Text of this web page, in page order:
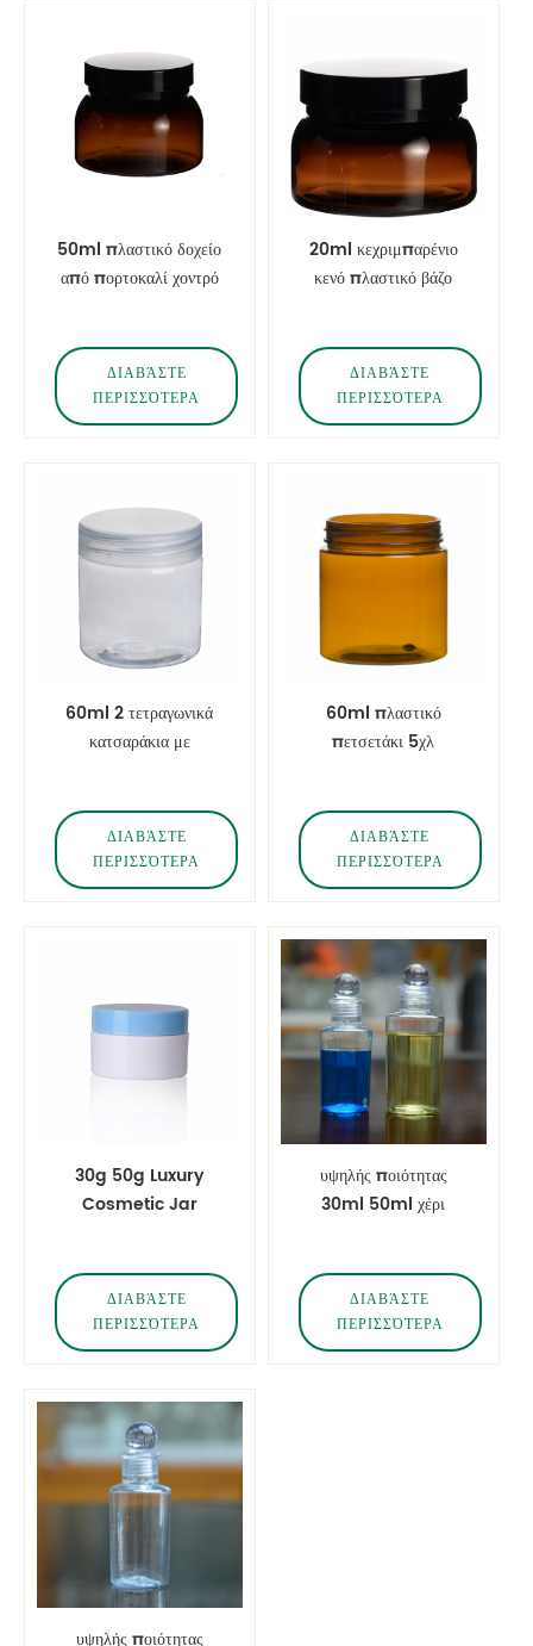
50ml πλαστικό δοχείο
από πορτοκαλί χοντρό
ΔΙΑΒΆΣΤΕ
ΠΕΡΙΣΣΌΤΕΡΑ
20ml κεχριμπαρένιο
κενό πλαστικό βάζο
ΔΙΑΒΆΣΤΕ
ΠΕΡΙΣΣΌΤΕΡΑ
60ml 2 τετραγωνικά
κατσαράκια με
ΔΙΑΒΆΣΤΕ
ΠΕΡΙΣΣΌΤΕΡΑ
60ml πλαστικό
πετσετάκι 5χλ
ΔΙΑΒΆΣΤΕ
ΠΕΡΙΣΣΌΤΕΡΑ
30g 50g Luxury
Cosmetic Jar
Συσκευασία κρέμα
προσώπου
ΔΙΑΒΆΣΤΕ
ΠΕΡΙΣΣΌΤΕΡΑ
υψηλής ποιότητας
30ml 50ml χέρι
ΔΙΑΒΆΣΤΕ
ΠΕΡΙΣΣΌΤΕΡΑ
υψηλής ποιότητας